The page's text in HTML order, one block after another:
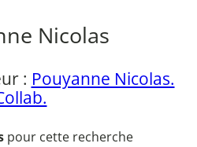
Nicolas
: Pouyanne Nicolas.
pour cette recherche